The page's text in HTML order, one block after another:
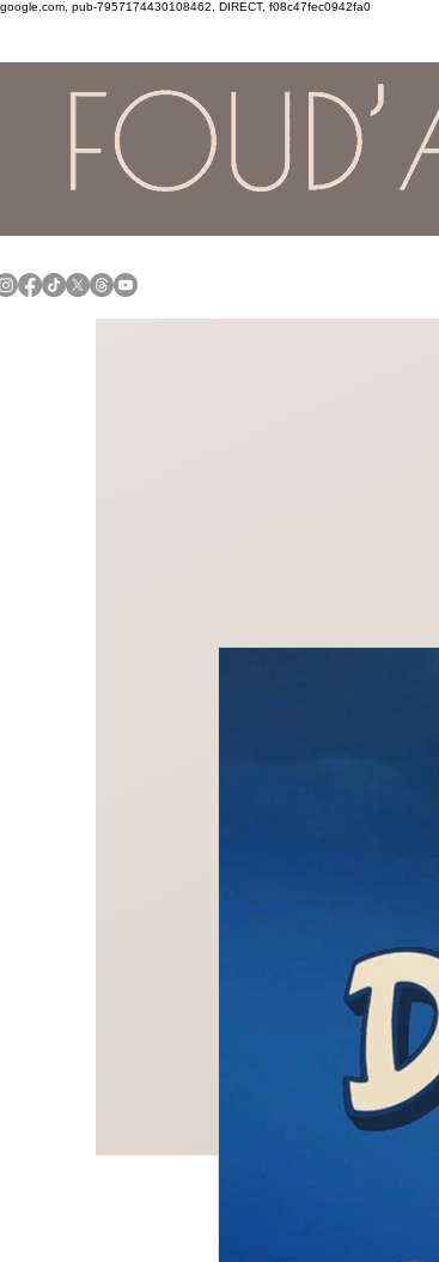
google.com, pub-7957174430108462, DIRECT, f08c47fec0942fa0